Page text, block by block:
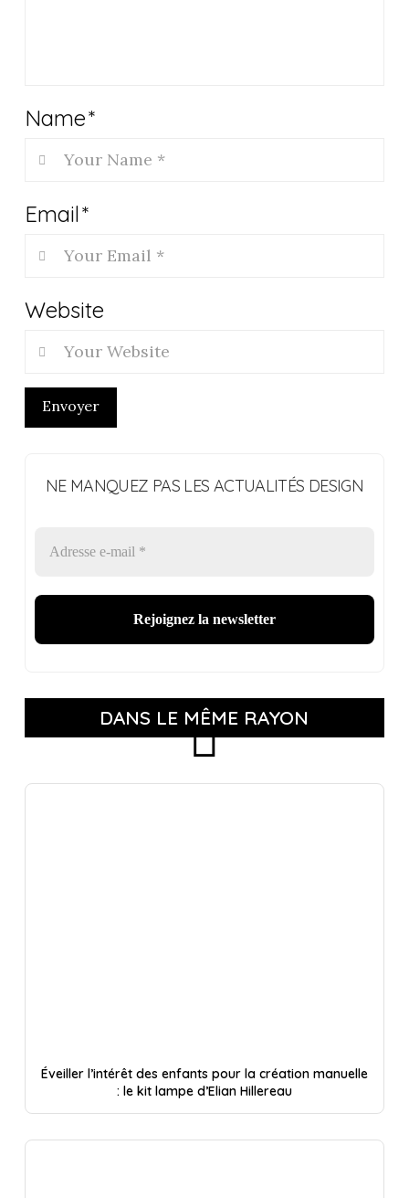
Name*
Email*
Website
Envoyer
NE MANQUEZ PAS LES ACTUALITÉS DESIGN
DANS LE MÊME RAYON
Éveiller l’intérêt des enfants pour la création manuelle
: le kit lampe d’Elian Hillereau